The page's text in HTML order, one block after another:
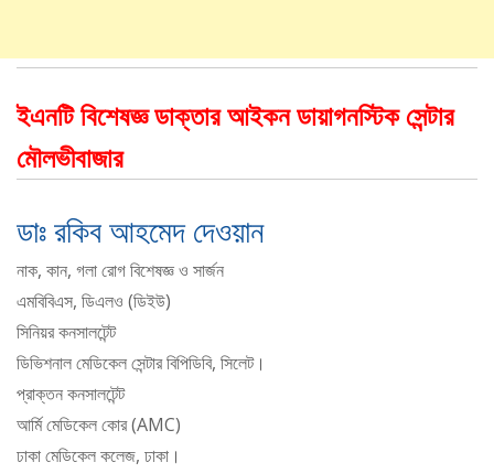
ইএনটি বিশেষজ্ঞ ডাক্তার আইকন ডায়াগনস্টিক সেন্টার
মৌলভীবাজার
ডাঃ রকিব আহমেদ দেওয়ান
নাক, কান, গলা রোগ বিশেষজ্ঞ ও সার্জন
এমবিবিএস, ডিএলও (ডিইউ)
সিনিয়র কনসালটেন্ট
ডিভিশনাল মেডিকেল সেন্টার বিপিডিবি, সিলেট।
প্রাক্তন কনসালটেন্ট
আর্মি মেডিকেল কোর (AMC)
ঢাকা মেডিকেল কলেজ, ঢাকা।